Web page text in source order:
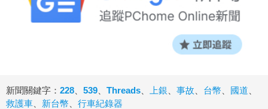
新聞關鍵字： 228、 539、 Threads、 上銀、 事故、 台幣、 國道、
救護車、 新台幣、 行車紀錄器